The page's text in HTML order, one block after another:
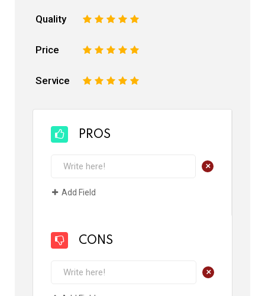
Quality 5
4
3
2
Price 5
4
3
2
Service 5
4
3
2
PROS
+
Add Field
CONS
+